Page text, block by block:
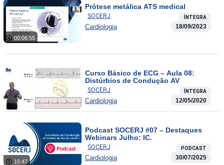
00:06:55
Prótese metálica ATS medical
SOCERJ ÍNTEGRA
Cardiologia 18/09/2023
Curso Básico de ECG – Aula 08:
Distúrbios de Condução AV
SOCERJ ÍNTEGRA
Cardiologia 12/05/2020
15:47
Podcast SOCERJ #07 – Destaques
Webinars Julho: IC.
SOCERJ PODCAST
Cardiologia 30/07/2025